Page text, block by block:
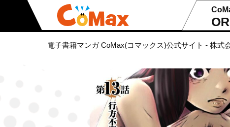
電子書籍マンガ CoMax(コマックス)公式サイト - 株式